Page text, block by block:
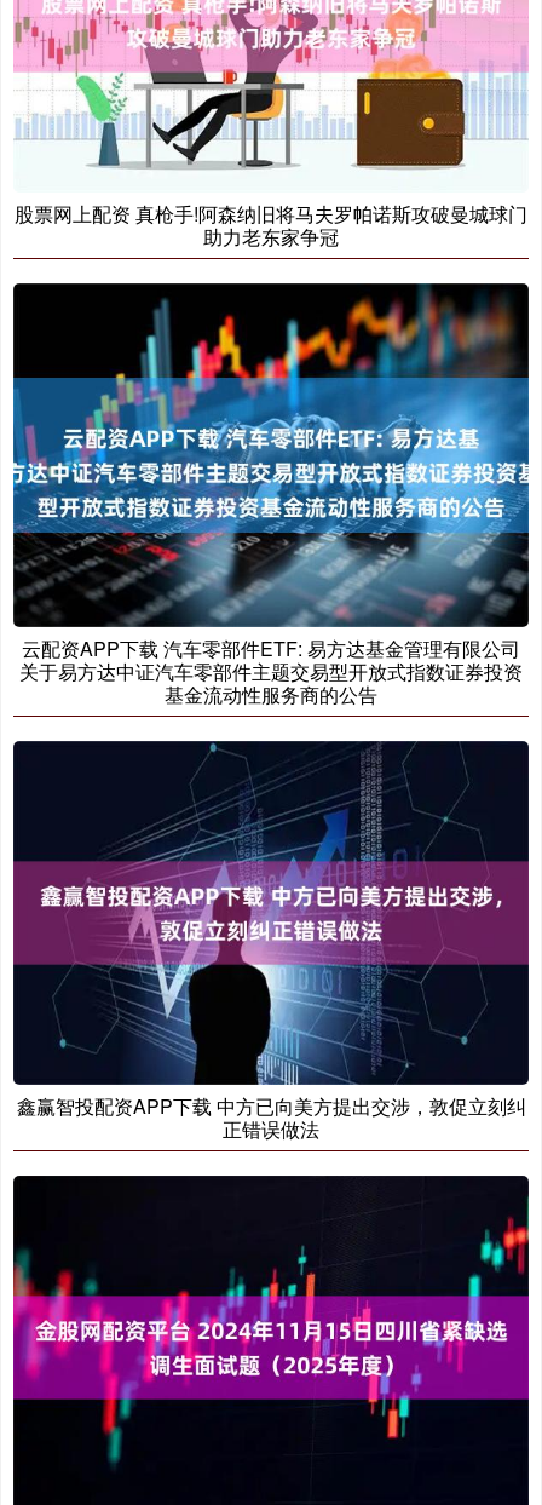
股票网上配资 真枪手!阿森纳旧将马夫罗帕诺斯攻破曼城球门
助力老东家争冠
云配资APP下载 汽车零部件ETF: 易方达基金管理有限公司
关于易方达中证汽车零部件主题交易型开放式指数证券投资
基金流动性服务商的公告
鑫赢智投配资APP下载 中方已向美方提出交涉，敦促立刻纠
正错误做法